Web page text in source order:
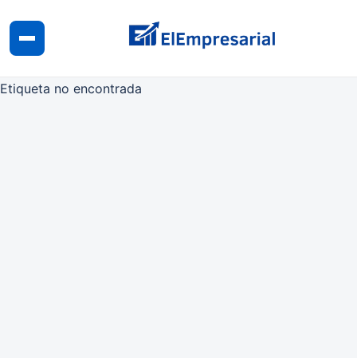
Etiqueta no encontrada